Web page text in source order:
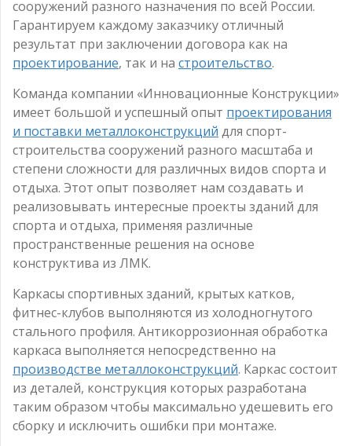
сооружений разного назначения по всей России.
Гарантируем каждому заказчику отличный
результат при заключении договора как на
проектирование, так и на строительство.
Команда компании «Инновационные Конструкции»
имеет большой и успешный опыт проектирования
и поставки металлоконструкций для спорт-
строительства сооружений разного масштаба и
степени сложности для различных видов спорта и
отдыха. Этот опыт позволяет нам создавать и
реализовывать интересные проекты зданий для
спорта и отдыха, применяя различные
пространственные решения на основе
конструктива из ЛМК.
Каркасы спортивных зданий, крытых катков,
фитнес-клубов выполняются из холодногнутого
стального профиля. Антикоррозионная обработка
каркаса выполняется непосредственно на
производстве металлоконструкций. Каркас состоит
из деталей, конструкция которых разработана
таким образом чтобы максимально удешевить его
сборку и исключить ошибки при монтаже.